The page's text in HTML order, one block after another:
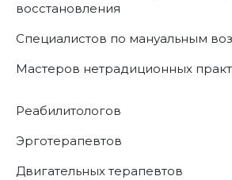
восстановления
Специалистов по мануальным
Мастеров нетрадиционных
Реабилитологов
Эрготерапевтов
Двигательных терапевтов